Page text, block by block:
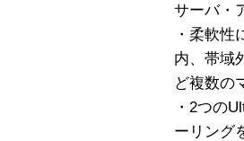
サーバ・
・柔軟性
内、帯域
ど複数の
・2つの
ーリング